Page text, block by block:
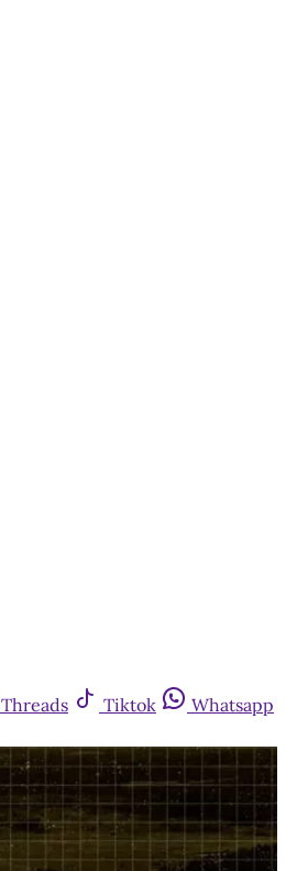
Threads Tiktok
Whatsapp